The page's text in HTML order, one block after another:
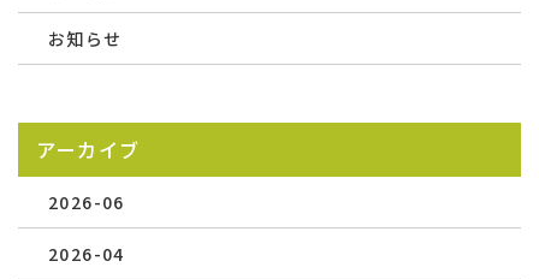
お知らせ
アーカイブ
2026-06
2026-04